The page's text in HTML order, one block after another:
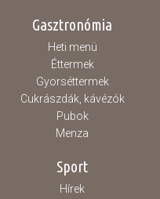
Gasztronómia
Heti menü
Éttermek
Gyorséttermek
Cukrászdák, kávézók
Pubok
Menza
Sport
Hírek